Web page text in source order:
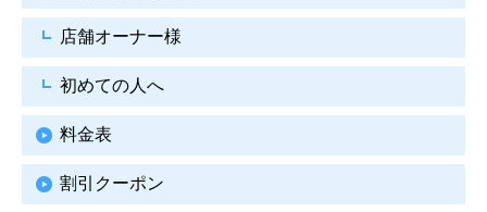
店舗オーナー様
初めての人へ
料金表
割引クーポン